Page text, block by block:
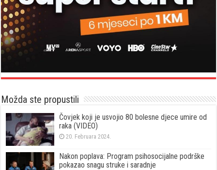
Možda ste propustili
Čovjek koji je usvojio 80 bolesne djece umire od
raka (VIDEO)
20. Februara 2024.
Nakon poplava: Program psihosocijalne podrške
pokazao snagu struke i saradnje